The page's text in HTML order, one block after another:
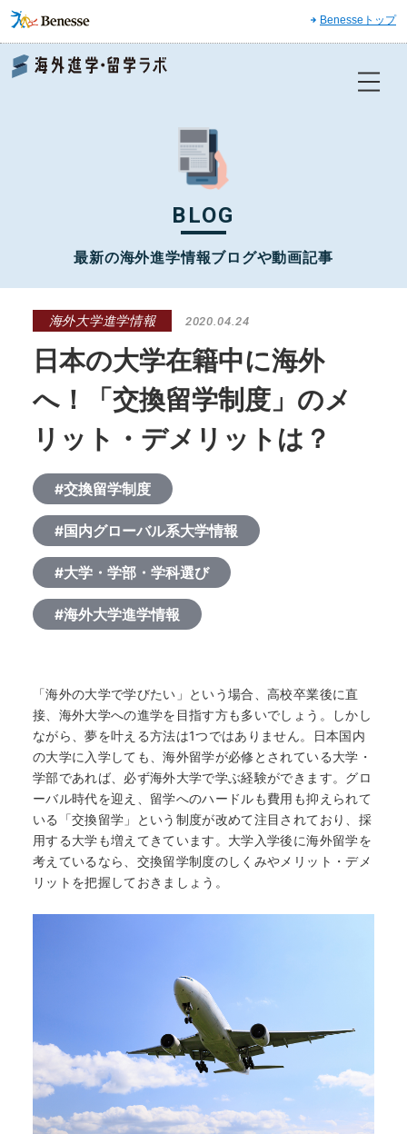
Benesseトップ
BLOG
最新の海外進学情報ブログや動画記事
海外大学進学情報 2020.04.24
日本の大学在籍中に海外
へ！「交換留学制度」のメ
リット・デメリットは？
#交換留学制度
#国内グローバル系大学情報
#大学・学部・学科選び
#海外大学進学情報
「海外の大学で学びたい」という場合、高校卒業後に直
接、海外大学への進学を目指す方も多いでしょう。しかし
ながら、夢を叶える方法は1つではありません。日本国内
の大学に入学しても、海外留学が必修とされている大学・
学部であれば、必ず海外大学で学ぶ経験ができます。グロ
ーバル時代を迎え、留学へのハードルも費用も抑えられて
いる「交換留学」という制度が改めて注目されており、採
用する大学も増えてきています。大学入学後に海外留学を
考えているなら、交換留学制度のしくみやメリット・デメ
リットを把握しておきましょう。